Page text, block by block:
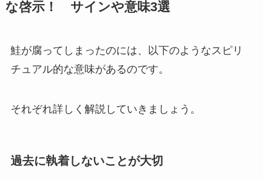
な啓示！ サインや意味3選
鮭が腐ってしまったのには、以下のようなスピリ
チュアル的な意味があるのです。
それぞれ詳しく解説していきましょう。
過去に執着しないことが大切